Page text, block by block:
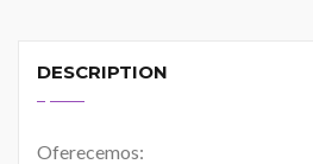
DESCRIPTION
Oferecemos: